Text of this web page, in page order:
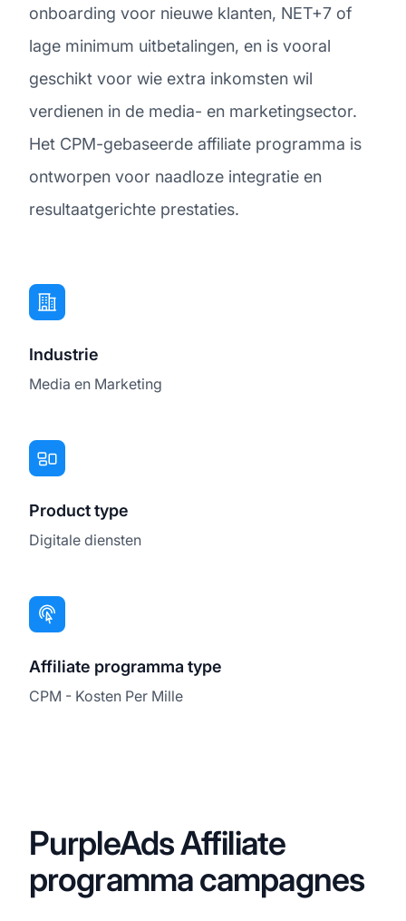
onboarding voor nieuwe klanten, NET+7 of
lage minimum uitbetalingen, en is vooral
geschikt voor wie extra inkomsten wil
verdienen in de media- en marketingsector.
Het CPM-gebaseerde affiliate programma is
ontworpen voor naadloze integratie en
resultaatgerichte prestaties.
Industrie
Media en Marketing
Product type
Digitale diensten
Affiliate programma type
CPM - Kosten Per Mille
PurpleAds Affiliate
programma campagnes